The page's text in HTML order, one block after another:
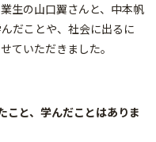
生の山口翼さんと、中本帆
だことや、社会に出るに
ていただきました。
こと、学んだことはありま